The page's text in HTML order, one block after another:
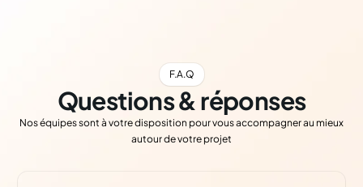
F.A.Q
Questions & réponses
Nos équipes sont à votre disposition pour vous accompagner au mieux
autour de votre projet